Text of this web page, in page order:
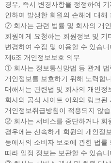
경우, 즉시 변경사항을 정정하여
인하여 발생한 회원의 손해에 대해
⑦ 회사는 관련 법률 및 회사의 개
회원에게 요청하는 회원정보 및 기
변경하여 수집 및 이용할 수 있습니
제6조 개인정보보호 의무
① 회사는 정보통신망법 등 관계 법
개인정보를 보호하기 위해 노력합
대해서는 관련법 및 회사의 개인정
회사의 공식 사이트 이외의 링크된
개인정보취급방침이 적용되지 않습
② 회사는 서비스를 중단하거나 회
경우에는 신속하게 회원의 개인정
등에서의 소비자 보호에 관한 법률
따라 일정 정보는 보관할 수 있습니